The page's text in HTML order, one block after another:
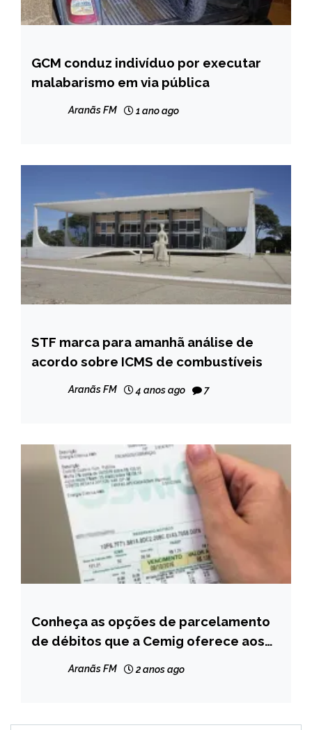
MINAS
GERAIS
NOTÍCIAS
GCM conduz indivíduo por executar
malabarismo em via pública
Aranãs FM 1 ano ago
BRASIL
NOTÍCIAS
STF marca para amanhã análise de
acordo sobre ICMS de combustíveis
Aranãs FM 4 anos ago 7
MINAS
GERAIS
NOTÍCIAS
Conheça as opções de parcelamento
de débitos que a Cemig oferece aos
Aranãs FM 2 anos ago